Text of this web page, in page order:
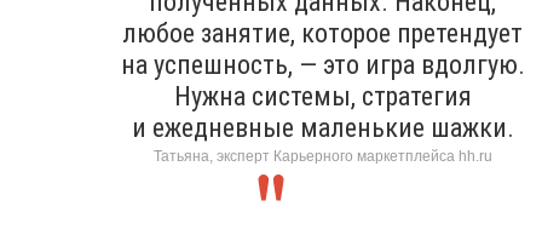
любое занятие, которое претендует
на успешность, — это игра вдолгую.
Нужна системы, стратегия
и ежедневные маленькие шажки.
Татьяна, эксперт Карьерного маркетплейса hh.ru